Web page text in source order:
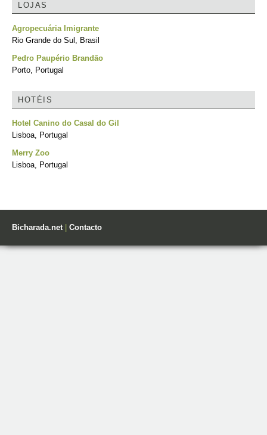
LOJAS
Agropecuária Imigrante
Rio Grande do Sul, Brasil
Pedro Paupério Brandão
Porto, Portugal
HOTÉIS
Hotel Canino do Casal do Gil
Lisboa, Portugal
Merry Zoo
Lisboa, Portugal
Bicharada.net| Contacto